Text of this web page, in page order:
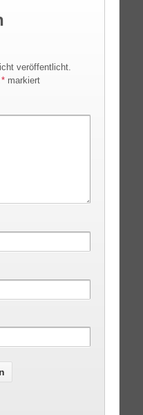
veröffentlicht.
*markiert